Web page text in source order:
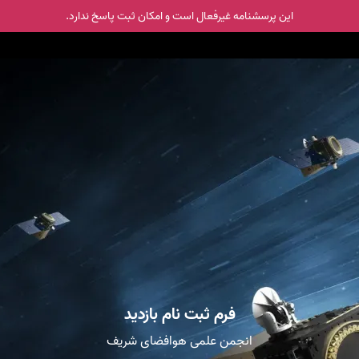
این پرسشنامه غیر‌فعال است و امکان ثبت پاسخ ندارد.
فرم ثبت نام بازدید
انجمن علمی هوافضای شریف